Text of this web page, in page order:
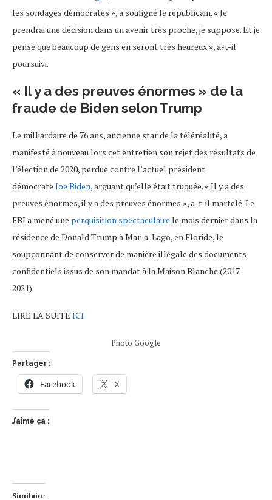
les sondages démocrates », a souligné le républicain. « Je
prendrai une décision dans un avenir très proche, je suppose. Et je
pense que beaucoup de gens en seront très heureux », a-t-il
poursuivi.
« Il y a des preuves énormes » de la
fraude de Biden selon Trump
Le milliardaire de 76 ans, ancienne star de la téléréalité, a
manifesté à nouveau lors cet entretien son rejet des résultats de
l’élection de 2020, perdue contre l’actuel président
démocrate Joe Biden, arguant qu’elle était truquée. « Il y a des
preuves énormes, il y a des preuves énormes », a-t-il martelé. Le
FBI a mené une perquisition spectaculaire le mois dernier dans la
résidence de Donald Trump à Mar-a-Lago, en Floride, le
soupçonnant de conserver de manière illégale des documents
confidentiels issus de son mandat à la Maison Blanche (2017-
2021).
LIRE LA SUITE ICI
Photo Google
Partager :
Facebook X
J’aime ça :
Similaire